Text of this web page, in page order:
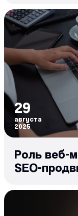
29
августа
2025
Роль веб-
SEO-